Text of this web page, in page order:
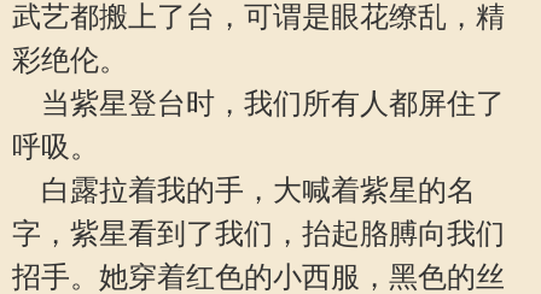
武艺都搬上了台，可谓是眼花缭乱，精
彩绝伦。
当紫星登台时，我们所有人都屏住了
呼吸。
白露拉着我的手，大喊着紫星的名
字，紫星看到了我们，抬起胳膊向我们
招手。她穿着红色的小西服，黑色的丝